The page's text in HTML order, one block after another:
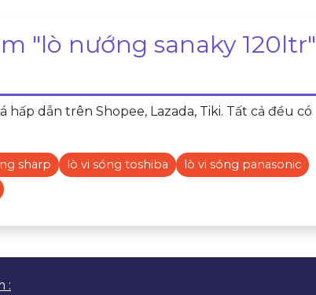
"lò nướng sanaky 120ltr"
dẫn trên Shopee, Lazada, Tiki. Tất cả đều có
sharp lò vi sóng toshiba
lò vi sóng panasonic
: